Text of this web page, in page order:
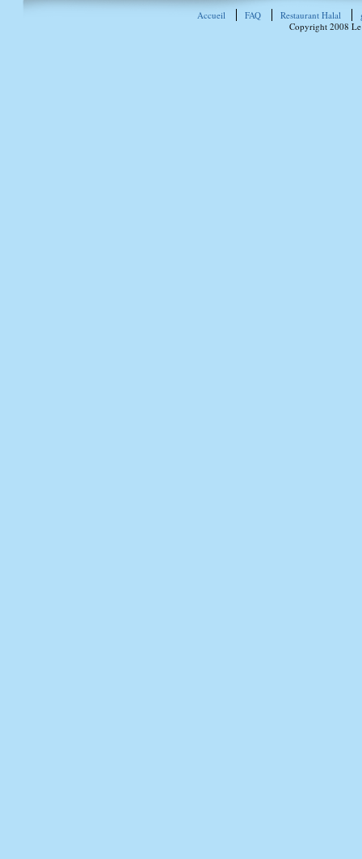
Accueil FAQ Restaurant Halal
Copyright 2008